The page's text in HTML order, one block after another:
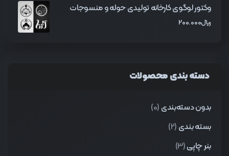
وکتور لوگوی کارخانه تولیدی حوله و منسوجات
﷼200.000
دسته بندی محصولات
بدون دسته‌بندی (0)
بسته بندی (2)
بنر چاپی(3)